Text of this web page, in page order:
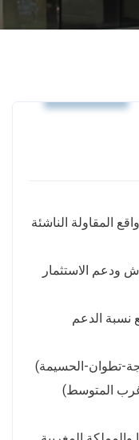
المقاولة الناشئة
ودعم الاستثمار
نسبة الدعم
تطوان-الحسيمة)
المتوسط)